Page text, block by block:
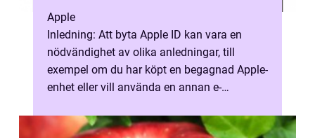
Apple
Inledning: Att byta Apple ID kan vara en
nödvändighet av olika anledningar, till
exempel om du har köpt en begagnad Apple-
enhet eller vill använda en annan e-